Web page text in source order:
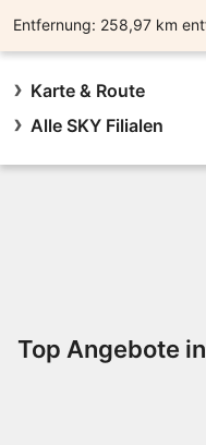
Entfernung: 258,97 km
Karte & Route
Alle SKY Filialen
Top Angebote